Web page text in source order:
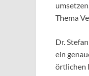
Thema
Dr.
ein
örtlichen